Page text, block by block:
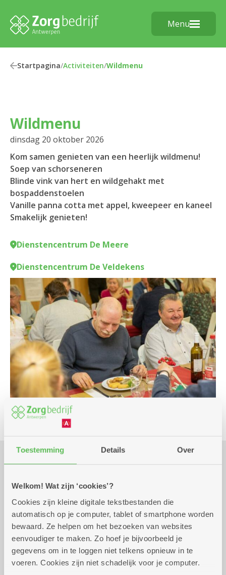
Toestemming Details Over
Welkom! Wat zijn ‘cookies’?
Cookies zijn kleine digitale tekstbestanden die
automatisch op je computer, tablet of smartphone worden
bewaard. Ze helpen om het bezoeken van websites
eenvoudiger te maken. Zo hoef je bijvoorbeeld je
gegevens om in te loggen niet telkens opnieuw in te
voeren. Cookies zijn niet schadelijk voor je computer.
Menu
Startpagina/Activiteiten/Wildmenu
Wildmenu
dinsdag 20 oktober 2026
Kom samen genieten van een heerlijk wildmenu!
Soep van schorseneren
Blinde vink van hert en wildgehakt met
bospaddenstoelen
Vanille panna cotta met appel, kweepeer en kaneel
Smakelijk genieten!
Dienstencentrum De Meere
Dienstencentrum De Veldekens
dinsdag 20 oktober 202612.00 uur tot 13.00 uur
1 maaltijdbon